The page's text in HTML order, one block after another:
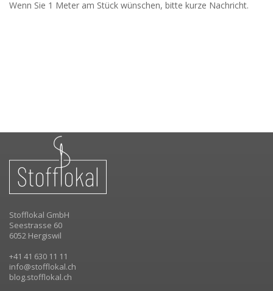
Wenn Sie 1 Meter am Stück wünschen, bitte kurze Nachricht.
Stofflokal GmbH
Seestrasse 60
6052 Hergiswil
+41 41 630 11 11
info@stofflokal.ch
blog.stofflokal.ch